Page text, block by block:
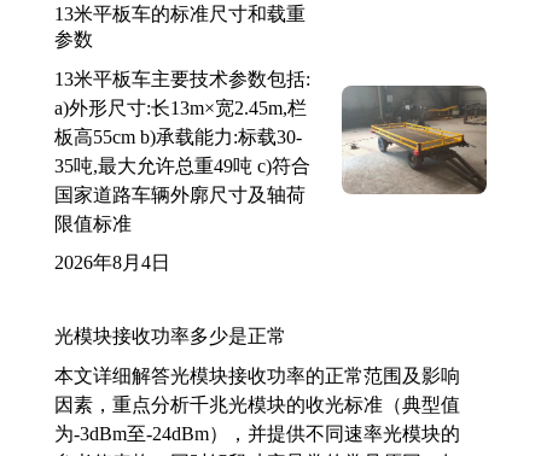
13米平板车的标准尺寸和载重
参数
13米平板车主要技术参数包括:
a)外形尺寸:长13m×宽2.45m,栏
板高55cm b)承载能力:标载30-
35吨,最大允许总重49吨 c)符合
国家道路车辆外廓尺寸及轴荷
限值标准
2026年8月4日
光模块接收功率多少是正常
本文详细解答光模块接收功率的正常范围及影响
因素，重点分析千兆光模块的收光标准（典型值
为-3dBm至-24dBm），并提供不同速率光模块的